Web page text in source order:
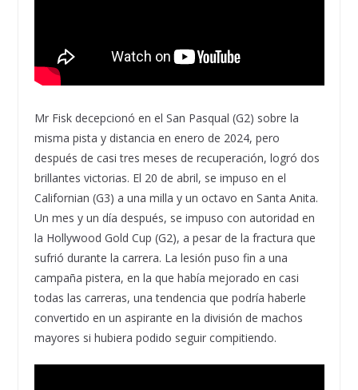
Mr Fisk decepcionó en el San Pasqual (G2) sobre la
misma pista y distancia en enero de 2024, pero
después de casi tres meses de recuperación, logró dos
brillantes victorias. El 20 de abril, se impuso en el
Californian (G3) a una milla y un octavo en Santa Anita.
Un mes y un día después, se impuso con autoridad en
la Hollywood Gold Cup (G2), a pesar de la fractura que
sufrió durante la carrera. La lesión puso fin a una
campaña pistera, en la que había mejorado en casi
todas las carreras, una tendencia que podría haberle
convertido en un aspirante en la división de machos
mayores si hubiera podido seguir compitiendo.